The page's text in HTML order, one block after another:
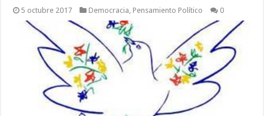
5 octubre 2017 Democracia, Pensamiento Político 0